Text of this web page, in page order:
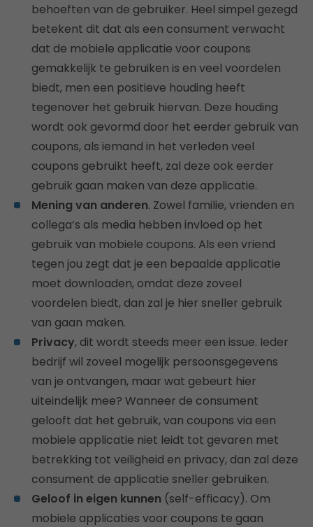
behoeften van de gebruiker. Heel simpel gezegd
betekent dit dat als een consument verwacht
dat de mobiele applicatie voor coupons
gemakkelijk te gebruiken is en veel voordelen
biedt, men een positieve houding heeft
tegenover het gebruik hiervan. Deze houding
wordt ook gevormd door het eerder gebruik van
coupons, als iemand in het verleden veel
coupons gebruikt heeft, zal deze ook eerder
gebruik gaan maken van deze applicatie.
Mening van anderen. Zowel familie, vrienden en
collega’s als media hebben invloed op het
gebruik van mobiele coupons. Als een vriend
tegen jou zegt dat je een bepaalde applicatie
moet downloaden, omdat deze zoveel
voordelen biedt, dan zal je hier sneller gebruik
van gaan maken.
Privacy, dit wordt steeds meer een issue. Ieder
bedrijf wil zoveel mogelijk persoonsgegevens
van je ontvangen, maar wat gebeurt hier
uiteindelijk mee? Wanneer de consument
gelooft dat het gebruik, van coupons via een
mobiele applicatie niet leidt tot gevaren met
betrekking tot veiligheid en privacy, dan zal deze
consument de applicatie sneller gebruiken.
Geloof in eigen kunnen (self-efficacy). Om
mobiele applicaties voor coupons te gaan